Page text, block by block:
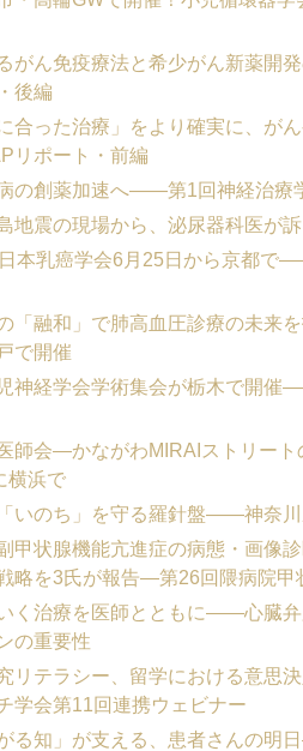
がん免疫療法と希少がん新薬開
後編
に合った治療」をより確実に、
リポート・前編
の創薬加速へ――第1回神経治療
地震の現場から、泌尿器科医が
本乳癌学会6月25日から京都で
「融和」で肺高血圧診療の未
で開催
神経学会学術集会が栃木で開催
師会―かながわMIRAIストリー
横浜で
いのち」を守る羅針盤――神奈
甲状腺機能亢進症の病態・画像
略を3氏が報告―第26回隈病院甲
く治療を医師とともに――心臓
の重要性
リテラシー、留学における意思
学会第11回連携ウェビナー
がる知」が支える、患者さんの